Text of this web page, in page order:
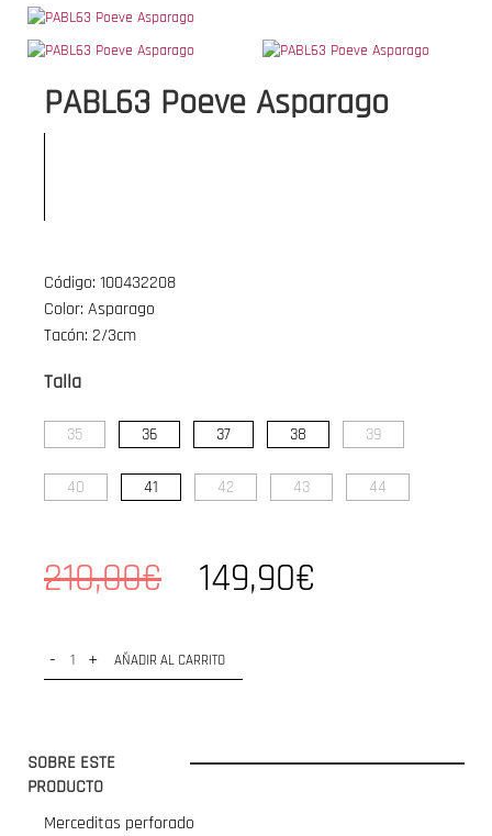
PABL63 Poeve Asparago
Código: 100432208
Color: Asparago
Tacón: 2/3cm
Talla
35 36 37 38 39
40 41 42 43 44
210,00€ 149,90€
- + AÑADIR AL CARRITO
SOBRE ESTE
PRODUCTO
Merceditas perforado